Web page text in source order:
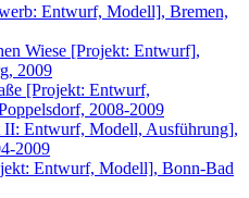
Entwurf, Modell], Bremen,
Wiese [Projekt: Entwurf],
2009
[Projekt: Entwurf,
2008-2009
II: Entwurf, Modell, Ausführung],
2009
Entwurf, Modell], Bonn-Bad